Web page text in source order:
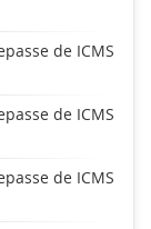
de ICMS
de ICMS
de ICMS